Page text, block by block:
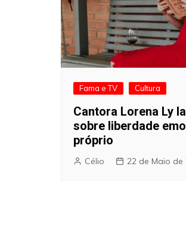
Fama e TV Cultura
Cantora Lorena Ly
sobre liberdade
próprio
Célio 22 de Maio de